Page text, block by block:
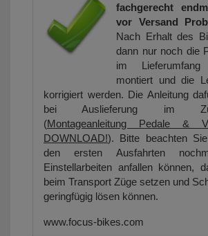
fachgerecht
vor Versand
Nach Erhalt des
dann nur noch die
im Lieferumfang
montiert und die
korrigiert werden. Die Anleitung
bei Auslieferung im
(Montageanleitung Pedale &
DOWNLOAD!). Bitte beachten
den ersten Ausfahrten
Einstellarbeiten anfallen können,
beim Transport Züge setzen und
geringfügig lösen können.
www.focus-bikes.com